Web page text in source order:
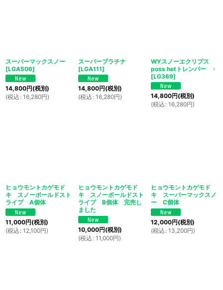
スーパーマックスノー
[LGA506]
14,800円(税別)
(税込 : 16,280円)
スーパープラチナ
[LGA111]
14,800円(税別)
(税込 : 16,280円)
WYスノーエクリプス
poss hetトレンパー ♀
[LG369]
14,800円(税別)
(税込 : 16,280円)
ヒョウモントカゲモド
キ スノーボールドスト
ライプ A個体
11,000円(税別)
(税込 : 12,100円)
ヒョウモントカゲモド
キ スノーボールドスト
ライプ B個体 完売し
ました
10,000円(税別)
(税込 : 11,000円)
ヒョウモントカゲモド
キ スーパーマックスノ
ー C個体
12,000円(税別)
(税込 : 13,200円)